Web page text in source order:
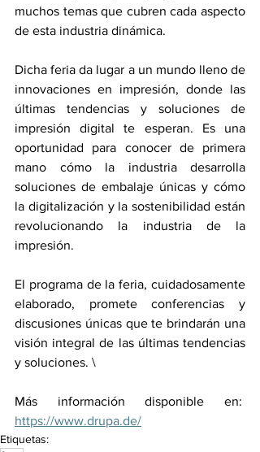
muchos temas que cubren cada aspecto
de esta industria dinámica.
Dicha feria da lugar a un mundo lleno de
innovaciones en impresión, donde las
últimas tendencias y soluciones de
impresión digital te esperan. Es una
oportunidad para conocer de primera
mano cómo la industria desarrolla
soluciones de embalaje únicas y cómo
la digitalización y la sostenibilidad están
revolucionando la industria de la
impresión.
El programa de la feria, cuidadosamente
elaborado, promete conferencias y
discusiones únicas que te brindarán una
visión integral de las últimas tendencias
y soluciones. \
https://www.drupa.de/
Etiquetas: